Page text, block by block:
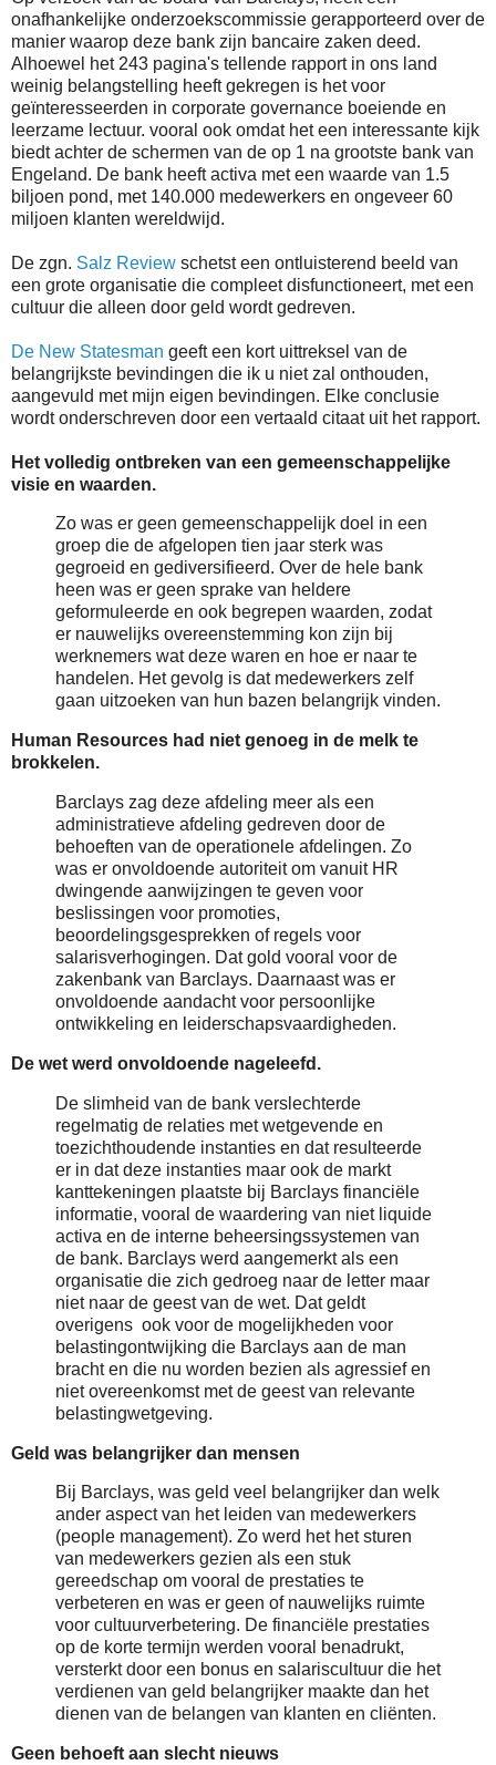
onafhankelijke onderzoekscommissie gerapporteerd over de
manier waarop deze bank zijn bancaire zaken deed.
Alhoewel het 243 pagina's tellende rapport in ons land
weinig belangstelling heeft gekregen is het voor
geïnteresseerden in corporate governance boeiende en
leerzame lectuur. vooral ook omdat het een interessante kijk
biedt achter de schermen van de op 1 na grootste bank van
Engeland. De bank heeft activa met een waarde van 1.5
biljoen pond, met 140.000 medewerkers en ongeveer 60
miljoen klanten wereldwijd.
De zgn. Salz Review schetst een ontluisterend beeld van
een grote organisatie die compleet disfunctioneert, met een
cultuur die alleen door geld wordt gedreven.
De New Statesman geeft een kort uittreksel van de
belangrijkste bevindingen die ik u niet zal onthouden,
aangevuld met mijn eigen bevindingen. Elke conclusie
wordt onderschreven door een vertaald citaat uit het rapport.
Het volledig ontbreken van een gemeenschappelijke
visie en waarden.
Zo was er geen gemeenschappelijk doel in een
groep die de afgelopen tien jaar sterk was
gegroeid en gediversifieerd. Over de hele bank
heen was er geen sprake van heldere
geformuleerde en ook begrepen waarden, zodat
er nauwelijks overeenstemming kon zijn bij
werknemers wat deze waren en hoe er naar te
handelen. Het gevolg is dat medewerkers zelf
gaan uitzoeken van hun bazen belangrijk vinden.
Human Resources had niet genoeg in de melk te
brokkelen.
Barclays zag deze afdeling meer als een
administratieve afdeling gedreven door de
behoeften van de operationele afdelingen. Zo
was er onvoldoende autoriteit om vanuit HR
dwingende aanwijzingen te geven voor
beslissingen voor promoties,
beoordelingsgesprekken of regels voor
salarisverhogingen. Dat gold vooral voor de
zakenbank van Barclays. Daarnaast was er
onvoldoende aandacht voor persoonlijke
ontwikkeling en leiderschapsvaardigheden.
De wet werd onvoldoende nageleefd.
De slimheid van de bank verslechterde
regelmatig de relaties met wetgevende en
toezichthoudende instanties en dat resulteerde
er in dat deze instanties maar ook de markt
kanttekeningen plaatste bij Barclays financiële
informatie, vooral de waardering van niet liquide
activa en de interne beheersingssystemen van
de bank. Barclays werd aangemerkt als een
organisatie die zich gedroeg naar de letter maar
niet naar de geest van de wet. Dat geldt
overigens ook voor de mogelijkheden voor
belastingontwijking die Barclays aan de man
bracht en die nu worden bezien als agressief en
niet overeenkomst met de geest van relevante
belastingwetgeving.
Geld was belangrijker dan mensen
Bij Barclays, was geld veel belangrijker dan welk
ander aspect van het leiden van medewerkers
(people management). Zo werd het het sturen
van medewerkers gezien als een stuk
gereedschap om vooral de prestaties te
verbeteren en was er geen of nauwelijks ruimte
voor cultuurverbetering. De financiële prestaties
op de korte termijn werden vooral benadrukt,
versterkt door een bonus en salariscultuur die het
verdienen van geld belangrijker maakte dan het
dienen van de belangen van klanten en cliënten.
Geen behoeft aan slecht nieuws